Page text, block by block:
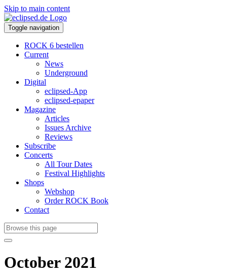
Skip to main content
Toggle navigation
ROCK 6 bestellen
Current
News
Underground
Digital
eclipsed-App
eclipsed-epaper
Magazine
Articles
Issues Archive
Reviews
Subscribe
Concerts
All Tour Dates
Festival Highlights
Shops
Webshop
Order ROCK Book
Contact
October 2021